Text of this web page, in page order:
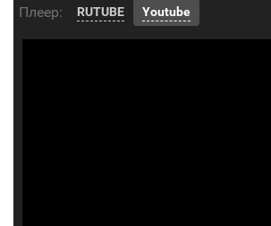
Плеер: RUTUBE Youtube